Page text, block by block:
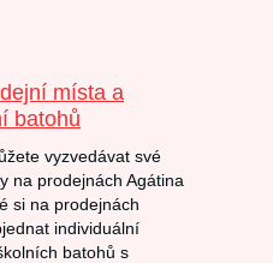
místa a
batohů
vyzvedávat své
na prodejnách Agátina
si na prodejnách
individuální
batohů s